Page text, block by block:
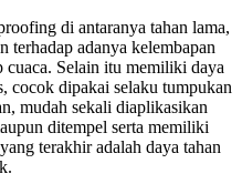
di antaranya tahan lama,
terhadap adanya kelembapan
cuaca. Selain itu memiliki daya
cocok dipakai selaku tumpukan
mudah sekali diaplikasikan
ditempel serta memiliki
terakhir adalah daya tahan